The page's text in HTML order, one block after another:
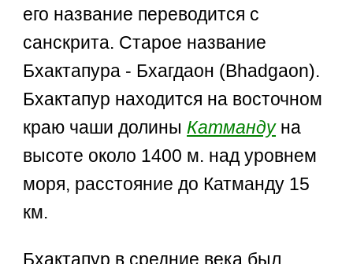
его название переводится с
санскрита. Старое название
Бхактапура - Бхагдаон (Bhadgaon).
Бхактапур находится на восточном
краю чаши долиныКатмандуна
высоте около 1400 м. над уровнем
моря, расстояние до Катманду 15
км.
Бхактапур в средние века был